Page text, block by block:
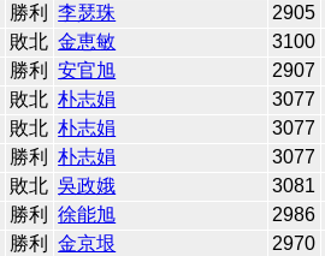
勝利 李瑟珠
2905
敗北 金恵敏
3100
勝利 安官旭
2907
敗北 朴志娟
3077
敗北 朴志娟
3077
勝利 朴志娟
3077
敗北 吳政娥
3081
勝利 徐能旭
2986
勝利 金京垠 2970